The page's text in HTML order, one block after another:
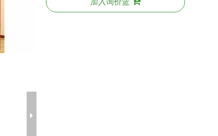
加入询价篮